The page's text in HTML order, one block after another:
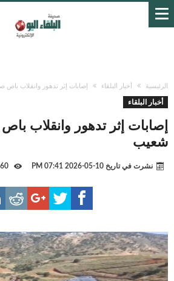
الرئيسية أخبار البلقاء إصابات إثر تدهور وانقلاب
أخبار البلقاء
إصابات إثر تدهور وانقلاب
شعيب
نشرت في تاريخ 10-05-2026 07:41 PM